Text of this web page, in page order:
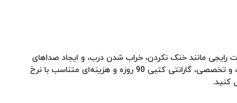
مانند خنک نکردن، خراب شدن درب، و ایجاد صداهای
غیرعادی می‌توانند نشانه‌هایی از نیاز به تعمیر باشند. خدمات مدرن ریپیر به‌ویژه برای این موضوع آماده است؛ ما با عیب‌یابی شفاف و تخصصی، گارانتی کتبی 90 روزه و هزینه‌ای متناسب با نرخ
کنید.